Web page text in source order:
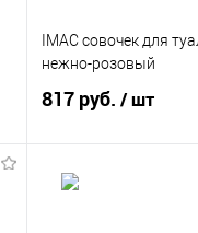
IMAC совочек для
нежно-розовый
817 руб. / шт